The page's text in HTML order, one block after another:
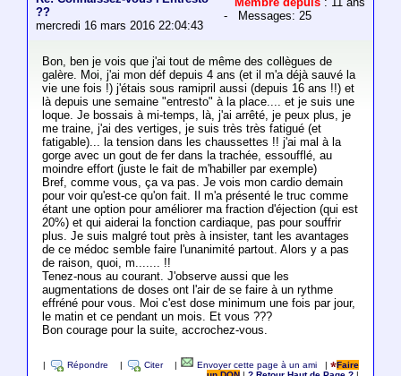
??
mercredi 16 mars 2016 22:04:43
- Messages: 25
Bon, ben je vois que j'ai tout de même des collègues de
galère. Moi, j'ai mon déf depuis 4 ans (et il m'a déjà sauvé la
vie une fois !) j'étais sous ramipril aussi (depuis 16 ans !!) et
là depuis une semaine "entresto" à la place.... et je suis une
loque. Je bossais à mi-temps, là, j'ai arrêté, je peux plus, je
me traine, j'ai des vertiges, je suis très très fatigué (et
fatigable)... la tension dans les chaussettes !! j'ai mal à la
gorge avec un gout de fer dans la trachée, essoufflé, au
moindre effort (juste le fait de m'habiller par exemple)
Bref, comme vous, ça va pas. Je vois mon cardio demain
pour voir qu'est-ce qu'on fait. Il m'a présenté le truc comme
étant une option pour améliorer ma fraction d'éjection (qui est
20%) et qui aiderai la fonction cardiaque, pas pour souffrir
plus. Je suis malgré tout près à insister, tant les avantages
de ce médoc semble faire l'unanimité partout. Alors y a pas
de raison, quoi, m....... !!
Tenez-nous au courant. J'observe aussi que les
augmentations de doses ont l'air de se faire à un rythme
effréné pour vous. Moi c'est dose minimum une fois par jour,
le matin et ce pendant un mois. Et vous ???
Bon courage pour la suite, accrochez-vous.
Répondre Citer Envoyer cette page à un ami |
Faire